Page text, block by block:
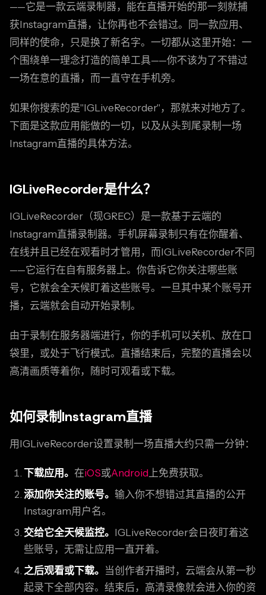
——它是一款云端录制器，能在直播开始的那一刻就捕
获Instagram直播，让你再也不会错过。同一款应用、
同样的使命，只是换了新名字。一切都从这里开始：一
个围绕单一理念打造的简单工具——你不该为了不错过
一场在意的直播，而一直守在手机旁。
如果你搜索的是"IGLiveRecorder"，那就来对地方了。
下面是这款应用能做的一切，以及从头到尾录制一场
Instagram直播的具体方法。
IGLiveRecorder是什么？
IGLiveRecorder（现GREC）是一款基于云端的
Instagram直播录制器。手机屏幕录制只有在你醒着、
在线并且已经在观看时才管用，而IGLiveRecorder不同
——它运行在自有服务器上。你告诉它你关注哪些账
号，它就会全天候盯着这些账号。一旦其中某个账号开
播，云端就会自动开始录制。
由于录制在服务器端进行，你的手机可以关机、放在口
袋里，或处于飞行模式。直播结束后，完整的直播会以
高清画质等着你，随时可观看或下载。
如何录制Instagram直播
用IGLiveRecorder设置录制一场直播大约只需一分钟：
下载应用。 在iOS或Android上免费获取。
添加你关注的账号。 输入你不想错过其直播的公开
Instagram用户名。
交给它全天候监控。 IGLiveRecorder会日夜盯着这
些账号，无需让应用一直开着。
之后观看或下载。 当创作者开播时，云端会从第一秒
起录下全部内容。结束后，高清录像就会进入你的资